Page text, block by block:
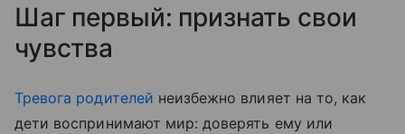
Шаг первый: признать свои
чувства
Тревога родителей неизбежно влияет на то, как
дети воспринимают мир: доверять ему или